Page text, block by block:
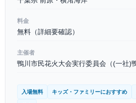
料金
無料（詳細要確認）
主催者
鴨川市民花火大会実行委員会（(一社)
入場無料 キッズ・ファミリーにおすすめ